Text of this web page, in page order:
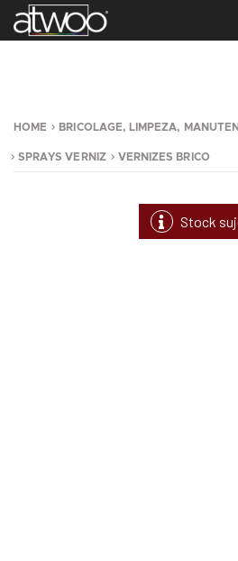
HOME BRICOLAGE, LIMPEZA,
SPRAYS VERNIZ VERNIZES BRICO
Stock